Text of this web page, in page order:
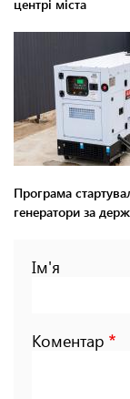
центрі міста
Програма
генератори за
Ім'я
Коментар